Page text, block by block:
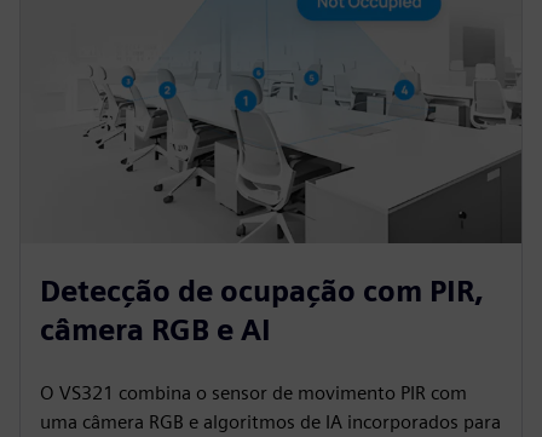
Detecção de ocupação com PIR,
câmera RGB e AI
O VS321 combina o sensor de movimento PIR com
uma câmera RGB e algoritmos de IA incorporados para